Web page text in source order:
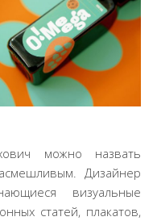
можно назвать
Дизайнер
визуальные
статей, плакатов,